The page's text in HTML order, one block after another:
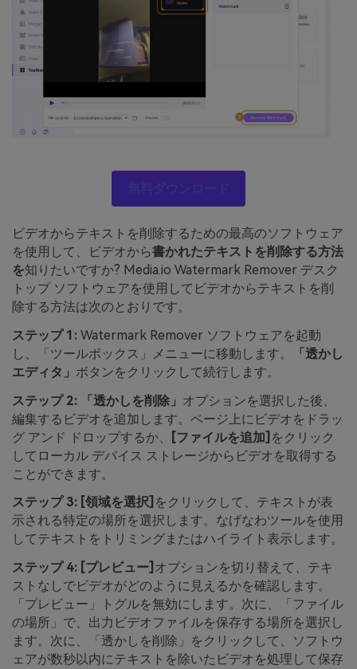
ビデオからテキストを削除するための最高のソフトウェア
を使用して、ビデオから書かれたテキストを削除する方法
を知りたいですか? Media.io Watermark Remover デスク
トップ ソフトウェアを使用してビデオからテキストを削
除する方法は次のとおりです。
ステップ 1: Watermark Remover ソフトウェアを起動
し、「ツールボックス」メニューに移動します。
「透かし
エディタ」 ボタンをクリックして続行します。
ステップ 2:
「透かしを削除」 オプションを選択した後、
編集するビデオを追加します。ページ上にビデオをドラッ
グ アンド ドロップするか、
[ファイルを追加] をクリック
してローカル デバイス ストレージからビデオを取得する
ことができます。
ステップ 3: [領域を選択] をクリックして、テキストが表
示される特定の場所を選択します。なげなわツールを使用
してテキストをトリミングまたはハイライト表示します。
ステップ 4: [プレビュー] オプションを切り替えて、テキ
ストなしでビデオがどのように見えるかを確認します。
「プレビュー」トグルを無効にします。次に、「ファイル
の場所」で、出力ビデオファイルを保存する場所を選択し
ます。次に、「透かしを削除」をクリックして、ソフトウ
ェアが数秒以内にテキストを除いたビデオを処理して保存